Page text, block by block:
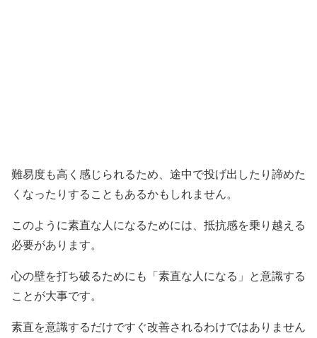
難易度も高く感じられるため、途中で投げ出したり諦めた
くなったりすることもあるかもしれません。
このように素直な人になるためには、抵抗感を乗り越える
必要があります。
心の壁を打ち破るためにも「素直な人になる」と意識する
ことが大事です。
素直を意識するだけですぐ改善されるわけではありません